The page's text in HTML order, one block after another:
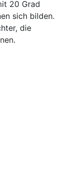
20 Grad
sich bilden.
die